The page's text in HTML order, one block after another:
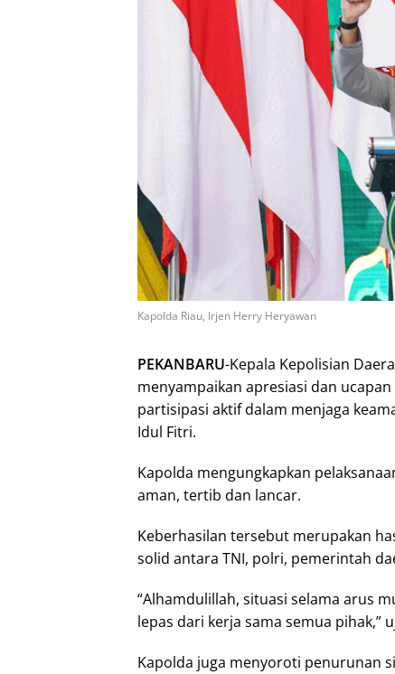
Kapolda Riau, Irjen Herry Heryawan
PEKANBARU-Kepala Kepolisian
menyampaikan apresiasi dan
partisipasi aktif dalam menjaga
Idul Fitri.
Kapolda mengungkapkan
aman, tertib dan lancar.
Keberhasilan tersebut merupakan
solid antara TNI, polri, pemerintah
“Alhamdulillah, situasi selama arus
lepas dari kerja sama semua pihak,”
Kapolda juga menyoroti penurunan